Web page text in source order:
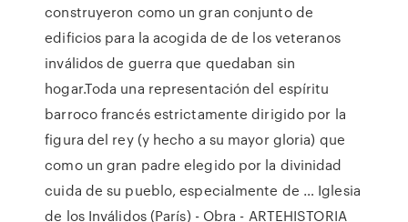
construyeron como un gran conjunto de
edificios para la acogida de de los veteranos
inválidos de guerra que quedaban sin
hogar.Toda una representación del espíritu
barroco francés estrictamente dirigido por la
figura del rey (y hecho a su mayor gloria) que
como un gran padre elegido por la divinidad
cuida de su pueblo, especialmente de … Iglesia
de los Inválidos (París) - Obra - ARTEHISTORIA